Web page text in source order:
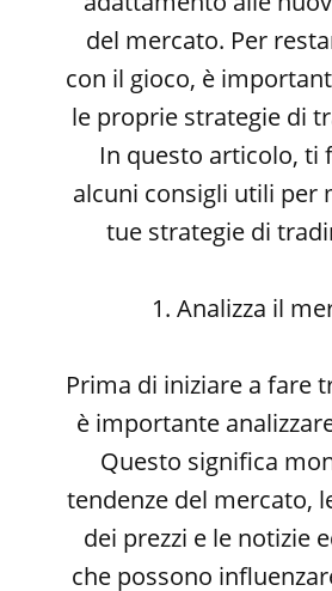
del mercato. Per
con il gioco, è
le proprie strategie di
In questo articolo, ti
alcuni consigli utili per
tue strategie di
1. Analizza il
Prima di iniziare a fare
è importante
Questo significa
tendenze del mercato,
dei prezzi e le notizie
che possono